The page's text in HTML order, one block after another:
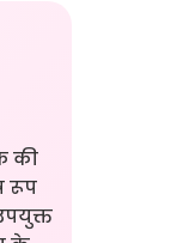
की
रूप